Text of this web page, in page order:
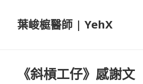
葉峻榳醫師 | YehX
《斜槓工仔》感謝文